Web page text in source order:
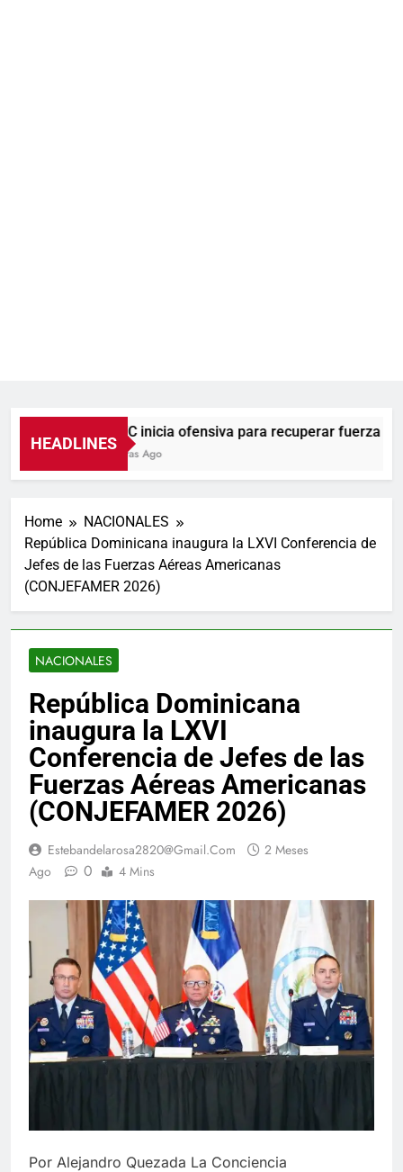
HEADLINES
UNTC inicia ofensiva para recuperar fuerza
4 Horas Ago
Home
NACIONALES
República Dominicana inaugura la LXVI Conferencia de
Jefes de las Fuerzas Aéreas Americanas
(CONJEFAMER 2026)
NACIONALES
República Dominicana
inaugura la LXVI
Conferencia de Jefes de las
Fuerzas Aéreas Americanas
(CONJEFAMER 2026)
Estebandelarosa2820@gmail.com
2 Meses
Ago
0 4 Mins
Por Alejandro Quezada La Conciencia